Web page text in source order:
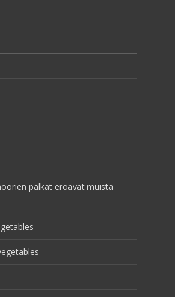
palkat eroavat muista